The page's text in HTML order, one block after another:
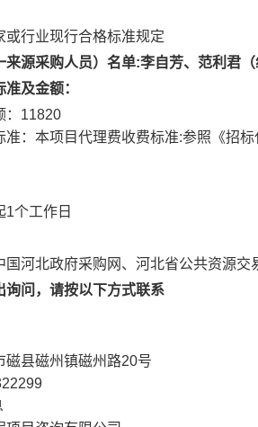
或行业现行合格标准规定
来源采购人员）名单:李自芳、范利君
及金额：
：11820
准：本项目代理费收费标准:参照《招
1个工作日
国河北政府采购网、河北省公共资源交
询问，请按以下方式联系
磁县磁州镇磁州路20号